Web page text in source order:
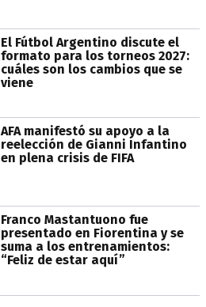
El Fútbol Argentino discute el
formato para los torneos 2027:
cuáles son los cambios que se
viene
AFA manifestó su apoyo a la
reelección de Gianni Infantino
en plena crisis de FIFA
Franco Mastantuono fue
presentado en Fiorentina y se
suma a los entrenamientos:
“Feliz de estar aquí”